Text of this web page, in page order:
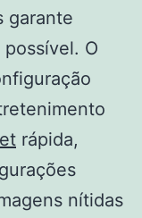
garante
O
rápida,
nítidas